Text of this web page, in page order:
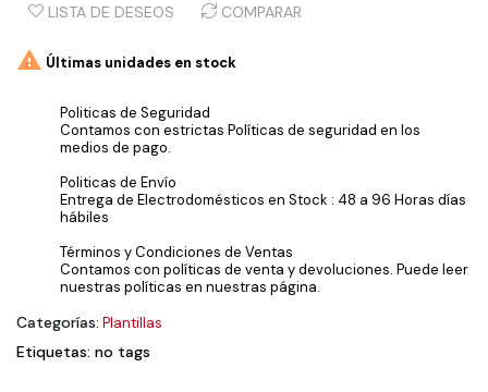
LISTA DE DESEOS COMPARAR
 Últimas unidades en stock
Politicas de Seguridad
Contamos con estrictas Políticas de seguridad en los
medios de pago.
Politicas de Envío
Entrega de Electrodomésticos en Stock : 48 a 96 Horas días
hábiles
Términos y Condiciones de Ventas
Contamos con políticas de venta y devoluciones. Puede leer
nuestras políticas en nuestras página.
Categorías: Plantillas
Etiquetas: no tags